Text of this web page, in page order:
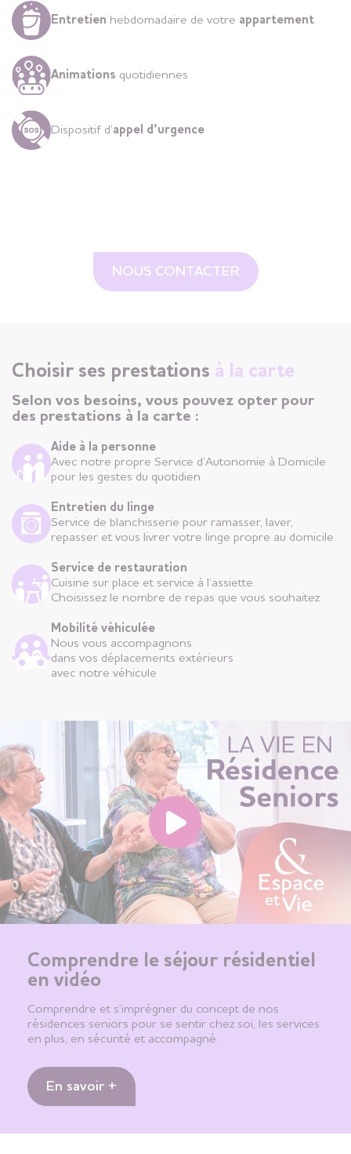
Entretien hebdomadaire de votre appartement
Animations quotidiennes
Dispositif d’appel d’urgence
NOUS CONTACTER
Choisir ses prestations à la carte
Selon vos besoins, vous pouvez opter pour
des prestations à la carte :
Aide à la personne
Avec notre propre Service d’Autonomie à Domicile
pour les gestes du quotidien
Entretien du linge
Service de blanchisserie pour ramasser, laver,
repasser et vous livrer votre linge propre au domicile
Service de restauration
Cuisine sur place et service à l’assiette.
Choisissez le nombre de repas que vous souhaitez
Mobilité véhiculée
Nous vous accompagnons
dans vos déplacements extérieurs
avec notre véhicule
Comprendre le séjour résidentiel
en vidéo
Comprendre et s’imprégner du concept de nos
résidences seniors pour se sentir chez soi, les services
en plus, en sécurité et accompagné.
En savoir +